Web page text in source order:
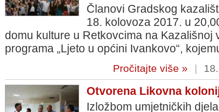
Članovi Gradskog
18. kolovoza 2017. u
domu kulture u Retkovcima na
programa „Ljeto u općini Ivankovo“,
Pročitajte više » |
Otvorena Likovna
Izložbom umjetničkih